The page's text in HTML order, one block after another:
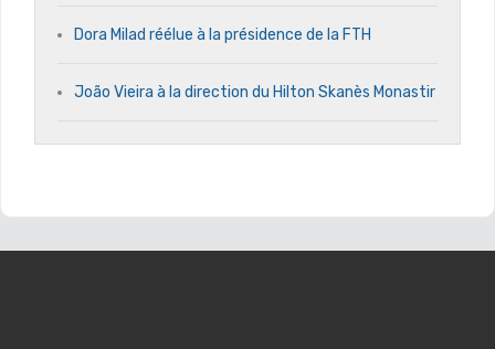
Dora Milad réélue à la présidence de la FTH
João Vieira à la direction du Hilton Skanès Monastir